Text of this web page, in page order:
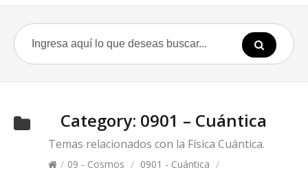
Category: 0901 – Cuántica
Temas relacionados con la Física Cuántica.
/ 09 - Cosmos / 0901 - Cuántica /